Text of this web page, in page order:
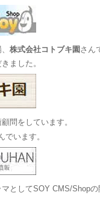
株式会社コトブキ園 さん
ました。
問をしています。
でいます。
としてSOY CMS/Shop